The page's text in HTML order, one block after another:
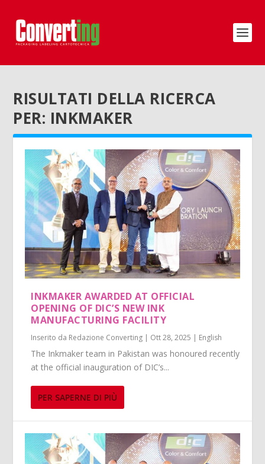
RISULTATI DELLA RICERCA
PER: INKMAKER
INKMAKER AWARDED AT OFFICIAL
OPENING OF DIC’S NEW INK
MANUFACTURING FACILITY
Inserito da Redazione Converting | Ott 28, 2025 | English
The Inkmaker team in Pakistan was honoured recently
at the official inauguration of DIC’s...
PER SAPERNE DI PIÙ